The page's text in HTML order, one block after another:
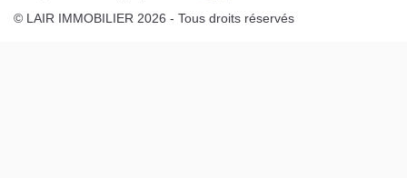
© LAIR IMMOBILIER 2026 - Tous droits réservés